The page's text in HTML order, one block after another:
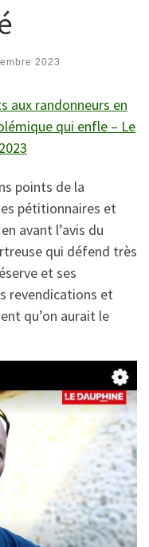
2023
aux randonneurs en
qui enfle – Le
points de la
pétitionnaires et
avant l’avis du
qui défend très
et ses
revendications et
qu’on aurait le